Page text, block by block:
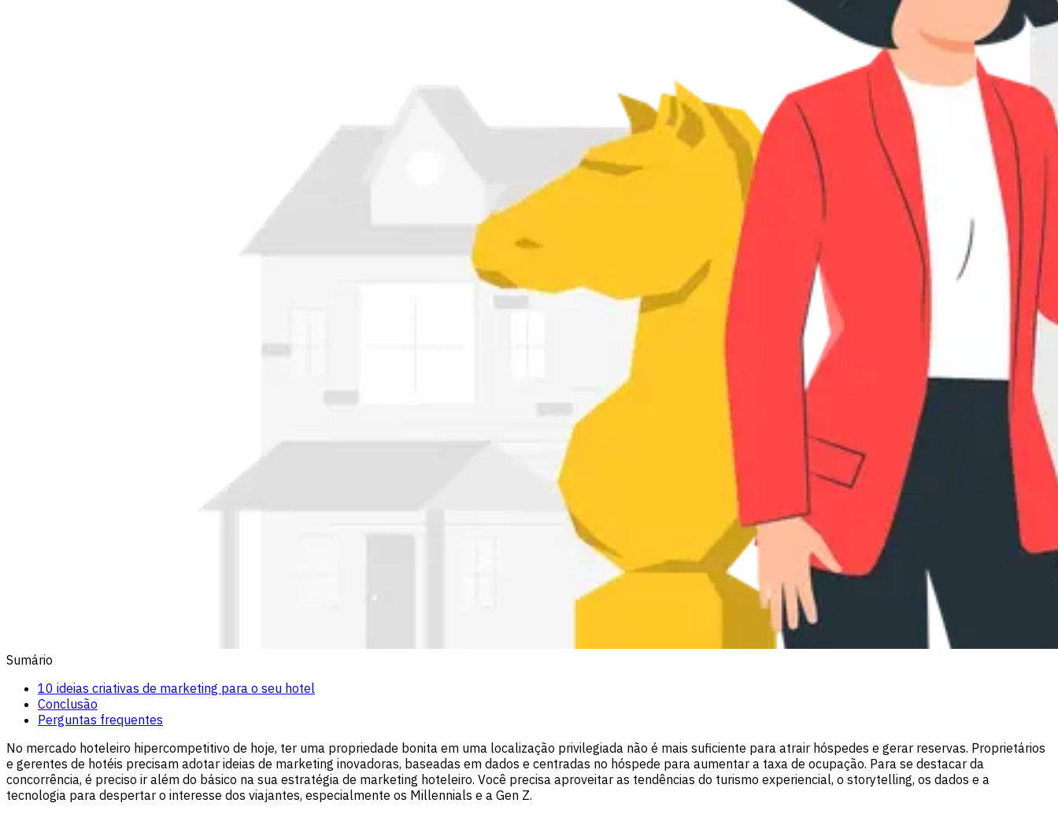
Sumário
10 ideias criativas de marketing para o seu hotel
Conclusão
Perguntas frequentes
No mercado hoteleiro hipercompetitivo de hoje, ter uma propriedade bonita em uma localização privilegiada não é mais suficiente para atrair hóspedes e gerar reservas. Proprietários
e gerentes de hotéis precisam adotar ideias de marketing inovadoras, baseadas em dados e centradas no hóspede para aumentar a taxa de ocupação. Para se destacar da
concorrência, é preciso ir além do básico na sua estratégia de marketing hoteleiro. Você precisa aproveitar as tendências do turismo experiencial, o storytelling, os dados e a
tecnologia para despertar o interesse dos viajantes, especialmente os Millennials e a Gen Z.